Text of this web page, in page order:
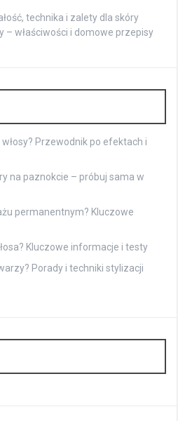
technika i zalety dla skóry
– właściwości i domowe przepisy
Przewodnik po efektach i
na paznokcie – próbuj sama w
permanentnym? Kluczowe
Kluczowe informacje i testy
Porady i techniki stylizacji